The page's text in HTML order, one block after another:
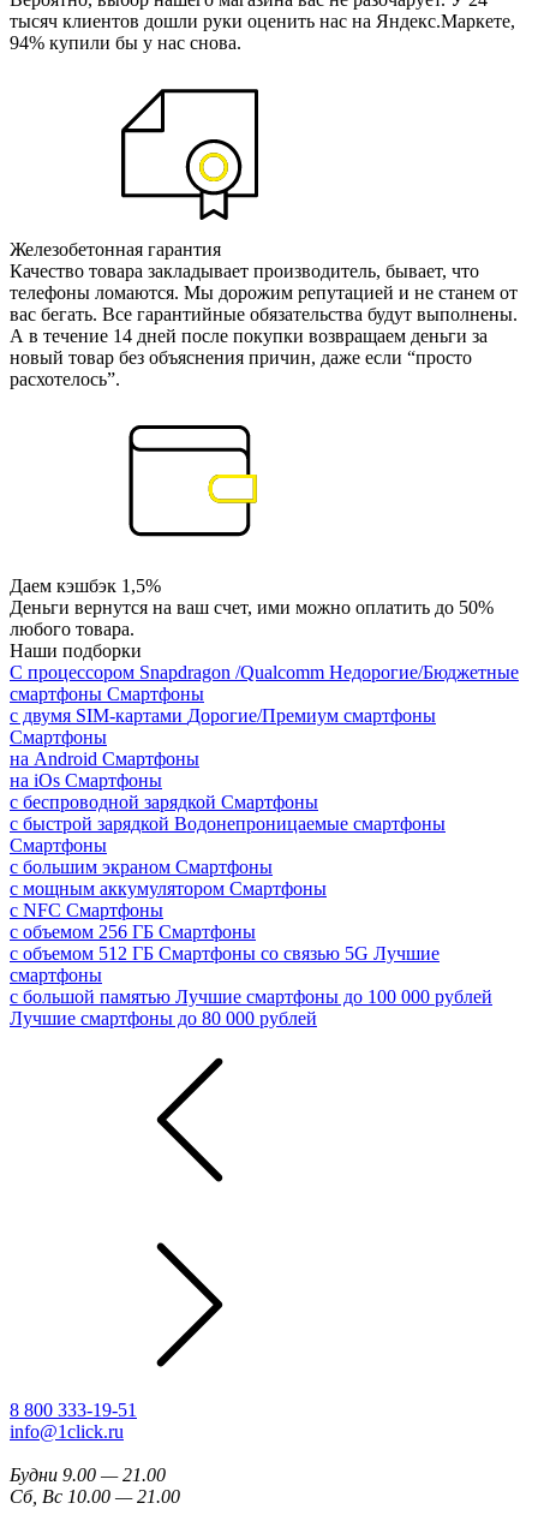
тысяч клиентов дошли руки оценить нас на Яндекс.Маркете,
94% купили бы у нас снова.
Железобетонная гарантия
Качество товара закладывает производитель, бывает, что
телефоны ломаются. Мы дорожим репутацией и не станем от
вас бегать. Все гарантийные обязательства будут выполнены.
А в течение 14 дней после покупки возвращаем деньги за
новый товар без объяснения причин, даже если “просто
расхотелось”.
Даем кэшбэк 1,5%
Деньги вернутся на ваш счет, ими можно оплатить до 50%
любого товара.
Наши подборки
С процессором Snapdragon /Qualcomm Недорогие/Бюджетные
смартфоны Смартфоны
с двумя SIM-картами Дорогие/Премиум смартфоны
Смартфоны
на Android Смартфоны
на iOs Смартфоны
с беспроводной зарядкой Смартфоны
с быстрой зарядкой Водонепроницаемые смартфоны
Смартфоны
с большим экраном Смартфоны
с мощным аккумулятором Смартфоны
с NFC Смартфоны
с объемом 256 ГБ Смартфоны
с объемом 512 ГБ Смартфоны со связью 5G Лучшие
смартфоны
с большой памятью Лучшие смартфоны до 100 000 рублей
Лучшие смартфоны до 80 000 рублей
8 800 333-19-51
info@1click.ru
Будни 9.00 — 21.00
Сб, Вс 10.00 — 21.00